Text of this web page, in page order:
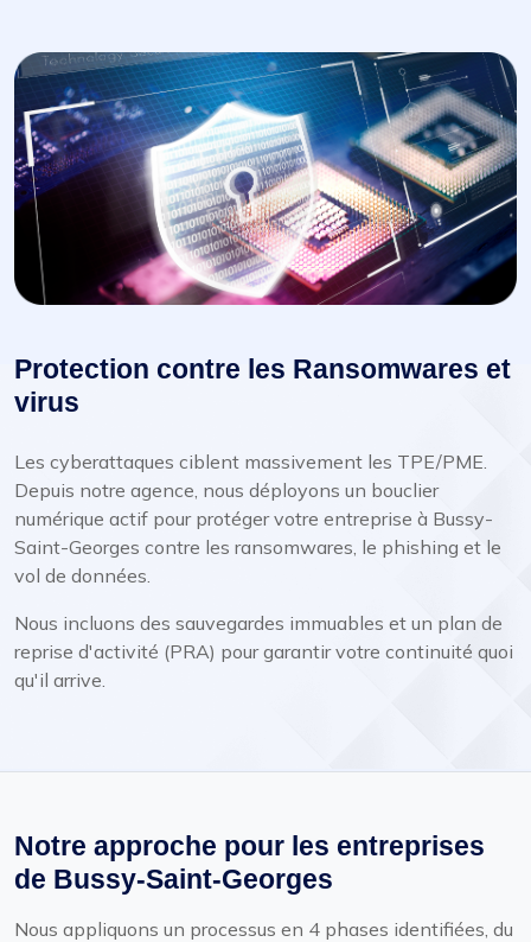
Protection contre les Ransomwares et
virus
Les cyberattaques ciblent massivement les TPE/PME.
Depuis notre agence, nous déployons un bouclier
numérique actif pour protéger votre entreprise à Bussy-
Saint-Georges contre les ransomwares, le phishing et le
vol de données.
Nous incluons des sauvegardes immuables et un plan de
reprise d'activité (PRA) pour garantir votre continuité quoi
qu'il arrive.
Notre approche pour les entreprises
de Bussy-Saint-Georges
Nous appliquons un processus en 4 phases identifiées, du